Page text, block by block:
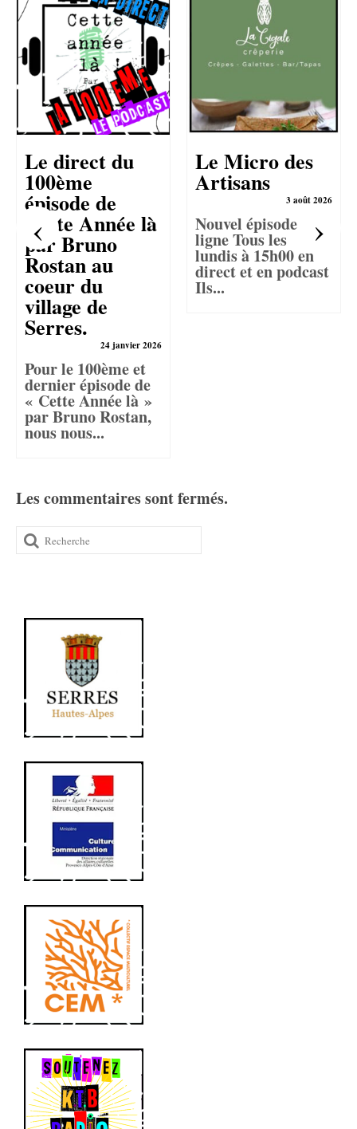
Le direct du
100ème
épisode de
Cette Année là
par Bruno
Rostan au
coeur du
village de
Serres.
24 janvier 2026
Pour le 100ème et
dernier épisode de
« Cette Année là »
par Bruno Rostan,
nous nous...
Le Micro des
Artisans
3 août 2026
Nouvel épisode en
ligne Tous les
lundis à 15h00 en
direct et en podcast
Ils...
Les commentaires sont fermés.
Rechercher
: